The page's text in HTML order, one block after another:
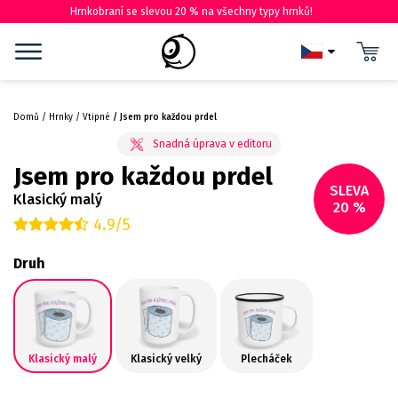
Hrnkobraní se slevou 20 % na všechny typy hrnků!
Domů Hrnky Vtipné Jsem pro každou prdel
SLEVA
20 %
Jsem pro každou prdel
Klasický malý
4.9/5
Druh
Klasický malý Klasický velký Plecháček